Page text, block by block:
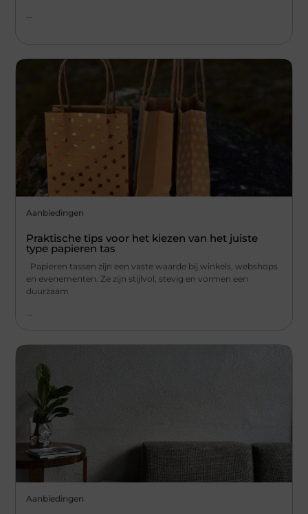
Aanbiedingen
Praktische tips voor het kiezen van het juiste
type papieren tas
Papieren tassen zijn een vaste waarde bij winkels, webshops
en evenementen. Ze zijn stijlvol, stevig en vormen een
duurzaam
Aanbiedingen